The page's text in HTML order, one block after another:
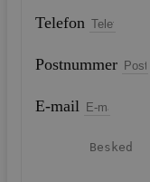
Telefon
Postnummer
E-mail